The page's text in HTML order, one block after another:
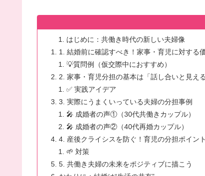
はじめに：共働き時代の新しい夫婦像
1. 結婚前に確認すべき！家事・育児に対する
💡質問例（仮交際中におすすめ）
2. 家事・育児分担の基本は「話し合いと見える
✅ 実践アイデア
3. 実際にうまくいっている夫婦の分担事例
🎤 成婚者の声①（30代共働きカップル）
🎤 成婚者の声②（40代再婚カップル）
4. 産後クライシスを防ぐ！育児の分担ポイント
🌱 対策
5. 共働き夫婦の未来をポジティブに描こう